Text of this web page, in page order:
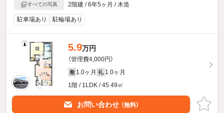
すべての写真
2階建 / 6年5ヶ月 / 木造
駐車場あり 駐輪場あり
5.9万円
（管理費4,000円）
敷 1.0ヶ月 礼 1.0ヶ月
1階 / 1LDK / 45.49㎡
お問い合わせ （無料）